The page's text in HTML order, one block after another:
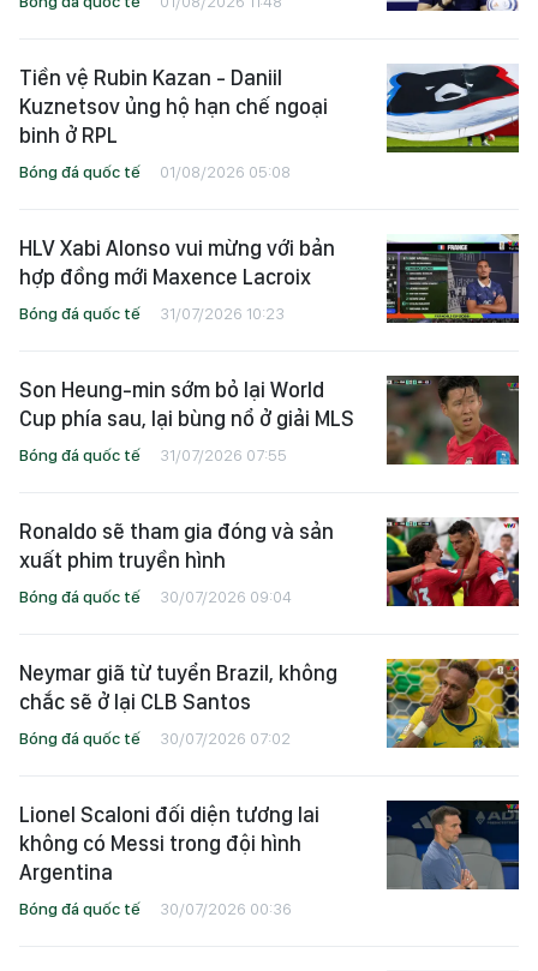
Tiền vệ Rubin Kazan - Daniil
Kuznetsov ủng hộ hạn chế ngoại
binh ở RPL
Bóng đá quốc tế 01/08/2026 05:08
HLV Xabi Alonso vui mừng với bản
hợp đồng mới Maxence Lacroix
Bóng đá quốc tế 31/07/2026 10:23
Son Heung-min sớm bỏ lại World
Cup phía sau, lại bùng nổ ở giải MLS
Bóng đá quốc tế 31/07/2026 07:55
Ronaldo sẽ tham gia đóng và sản
xuất phim truyền hình
Bóng đá quốc tế 30/07/2026 09:04
Neymar giã từ tuyển Brazil, không
chắc sẽ ở lại CLB Santos
Bóng đá quốc tế 30/07/2026 07:02
Lionel Scaloni đối diện tương lai
không có Messi trong đội hình
Argentina
Bóng đá quốc tế 30/07/2026 00:36